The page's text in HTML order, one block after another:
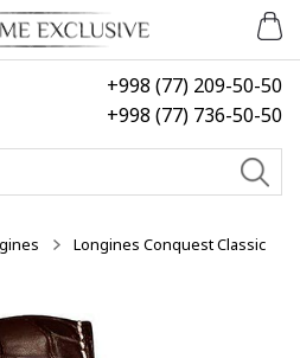
+998 (77) 209-50-50
+998 (77) 736-50-50
Longines Conquest Classic